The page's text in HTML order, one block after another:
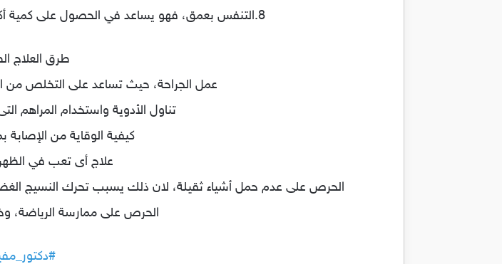
8.التنفس بعمق، فهو يساعد في الحصول على كمية أكبر من الأكسجين ليصل إلى كل خلية بالجسم.
طرق العلاج
عمل الجراحة، حيث تساعد على التخلص من
تناول الأدوية واستخدام المراهم
كيفية الوقاية من
علاج أى تعب في
الحرص على عدم حمل أشياء ثقيلة، لان ذلك يسبب تحرك النسيج
الحرص على ممارسة الرياضة،